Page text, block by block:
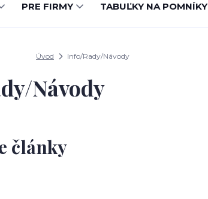
PRE FIRMY TABUĽKY NA POMNÍKY
Úvod Info/Rady/Návody
Návody
články